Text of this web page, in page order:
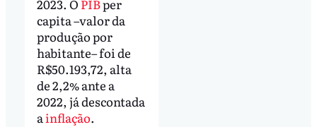
2023. O PIBper
capita –valor da
produção por
habitante– foi de
R$50.193,72, alta
de 2,2% ante a
2022, já descontada
a inflação.